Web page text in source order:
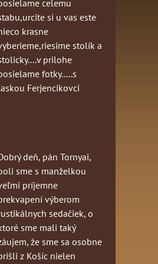
celemu
si u vas este
krasne
stolík a
prilohe
fotky.....s
Ferjencikovci
deň, pán Tornyai,
sme s manželkou
príjemne
výberom
sedačiek, o
sme mali taký
že sme sa osobne
z Košíc nielen